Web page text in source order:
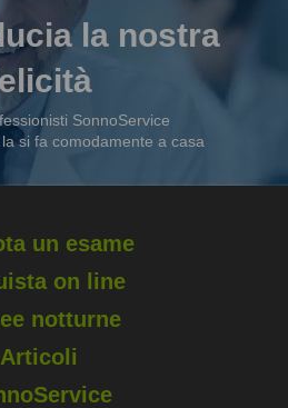
la nostra
SonnoService
si fa comodamente a casa
un esame
on line
notturne
Articoli